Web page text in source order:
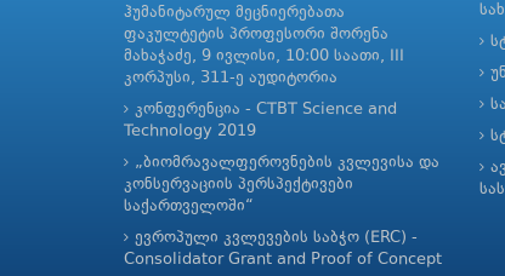
ჰუმანიტარულ მეცნიერებათა
ფაკულტეტის პროფესორი შორენა
მახაჭაძე, 9 ივლისი, 10:00 საათი, III
კორპუსი, 311-ე აუდიტორია
კონფერენცია - CTBT Science and
Technology 2019
„ბიომრავალფეროვნების კვლევისა და
კონსერვაციის პერსპექტივები
საქართველოში“
ევროპული კვლევების საბჭო (ERC) -
Consolidator Grant and Proof of Concept